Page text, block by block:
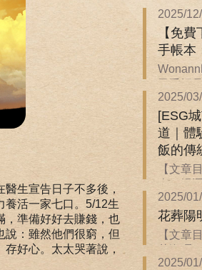
生宣告日子不多後，
養活一家七口。5/12生
，準備好好去賺錢，也
說：雖然他們很窮，但
好心。太太哭著說，
2025/
【免
手帳本
子手帳
2025/
[ESG
道｜體
飯的傳
【文章
來一場
2025/
花葬陽
【文章
2025/